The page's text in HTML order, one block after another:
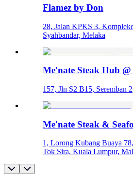
Flamez by Don
28, Jalan KPKS 3,
Syahbandar, Melaka
Me'nate Steak Hub @
157, Jln S2 B15, Seremban 2
Me'nate Steak &
1, Lorong Kubang Buaya
Tok Sira, Kuala Lumpur,